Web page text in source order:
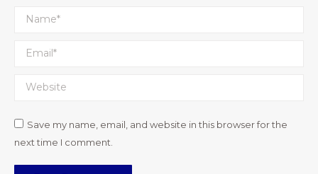
Name *
Email *
Website
Save my name, email, and website in this browser for the
next time I comment.